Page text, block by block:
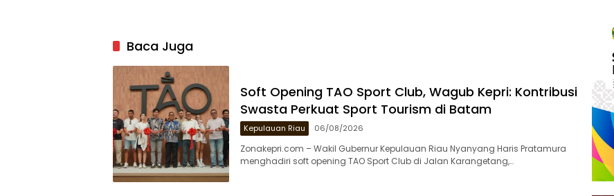
Baca Juga
Soft Opening TAO Sport Club, Wagub Kepri: Kontribusi
Swasta Perkuat Sport Tourism di Batam
Kepulauan Riau 06/08/2026
Zonakepri.com – Wakil Gubernur Kepulauan Riau Nyanyang Haris Pratamura
menghadiri soft opening TAO Sport Club di Jalan Karangetang,…